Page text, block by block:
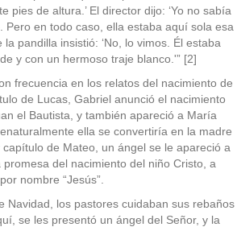
pies de altura.’ El director dijo: ‘Yo no sabía
Pero en todo caso, ella estaba aquí sola esa
la pandilla insistió: ‘No, lo vimos. Él estaba
y con un hermoso traje blanco.'” [2]
frecuencia en los relatos del nacimiento de
de Lucas, Gabriel anunció el nacimiento
el Bautista, y también apareció a María
ella se convertiría en la madre
de Mateo, un ángel se le apareció a
del nacimiento del niño Cristo, a
nombre “Jesús”.
Navidad, los pastores cuidaban sus rebaños
se les presentó un ángel del Señor, y la